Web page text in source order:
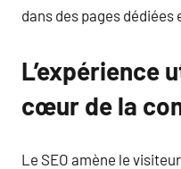
dans des pages
L’expérience
cœur de la
Le SEO amène le